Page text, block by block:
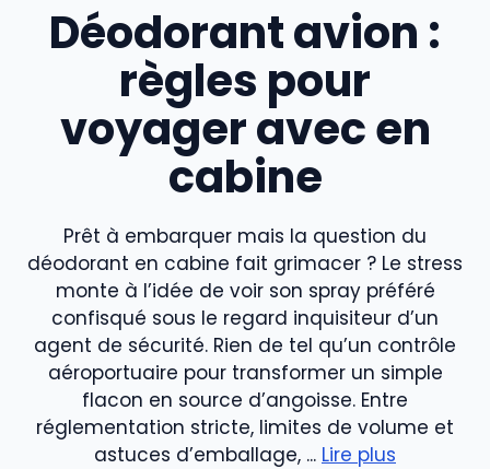
Déodorant avion :
règles pour
voyager avec en
cabine
Prêt à embarquer mais la question du
déodorant en cabine fait grimacer ? Le stress
monte à l’idée de voir son spray préféré
confisqué sous le regard inquisiteur d’un
agent de sécurité. Rien de tel qu’un contrôle
aéroportuaire pour transformer un simple
flacon en source d’angoisse. Entre
réglementation stricte, limites de volume et
astuces d’emballage, ... Lire plus